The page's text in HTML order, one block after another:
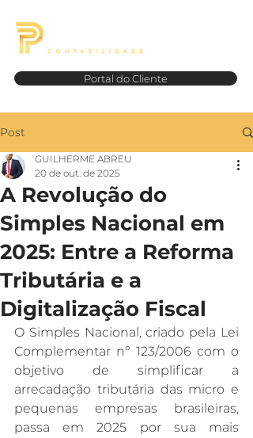
Portal do Cliente
Post
A Revolução do
Simples Nacional em
2025: Entre a Reforma
Tributária e a
Digitalização Fiscal
GUILHERME ABREU
20 de out. de 2025
O Simples Nacional, criado pela Lei
Complementar nº 123/2006 com o
objetivo de simplificar a
arrecadação tributária das micro e
pequenas empresas brasileiras,
passa em 2025 por sua mais